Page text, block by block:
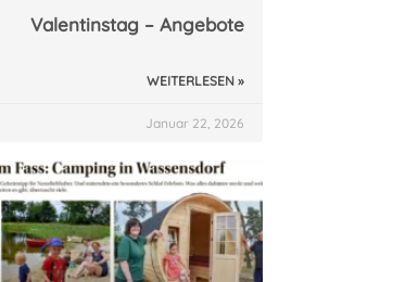
Valentinstag – Angebote
WEITERLESEN »
Januar 22, 2026